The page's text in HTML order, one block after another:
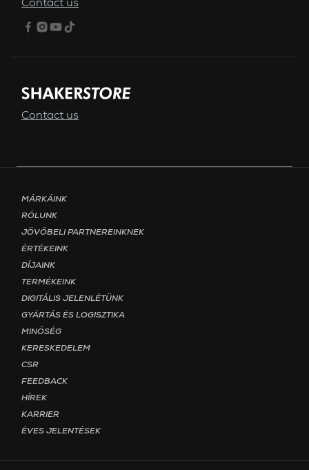
Contact us
Contact us
MÁRKÁINK
RÓLUNK
JÖVŐBELI PARTNEREINKNEK
ÉRTÉKEINK
DÍJAINK
TERMÉKEINK
DIGITÁLIS JELENLÉTÜNK
GYÁRTÁS ÉS LOGISZTIKA
MINŐSÉG
KERESKEDELEM
CSR
FEEDBACK
HÍREK
KARRIER
ÉVES JELENTÉSEK